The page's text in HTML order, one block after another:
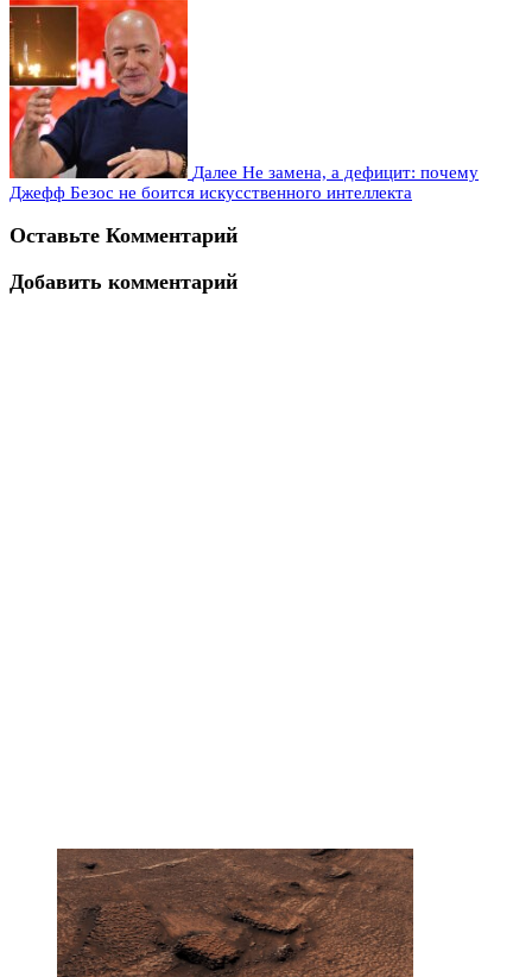
Далее Не замена, а дефицит: почему
Джефф Безос не боится искусственного интеллекта
Оставьте Комментарий
Добавить комментарий